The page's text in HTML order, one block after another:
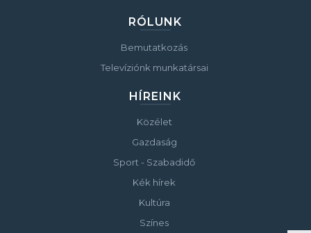
RÓLUNK
Bemutatkozás
Televíziónk munkatársai
HÍREINK
Közélet
Gazdaság
Sport - Szabadidő
Kék hírek
Kultúra
Színes